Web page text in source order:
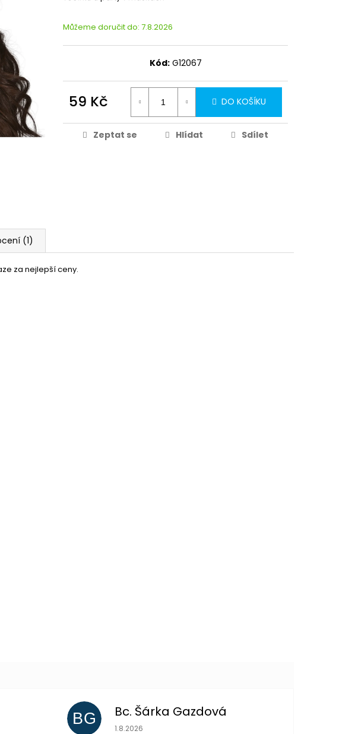
Můžeme doručit do: 7.8.2026
Kód: G12067
59 Kč DO KOŠÍKU
Zeptat se Hlídat Sdílet
(1)
za nejlepší ceny.
BG Bc. Šárka Gazdová
Hodnocení obchodu je 5 z 5 hvězdiček.
1.8.2026